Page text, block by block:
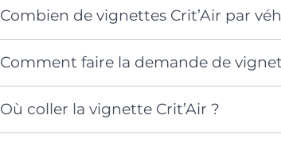
Combien de vignettes Crit’Air par
Comment faire la demande de
Où coller la vignette Crit’Air ?